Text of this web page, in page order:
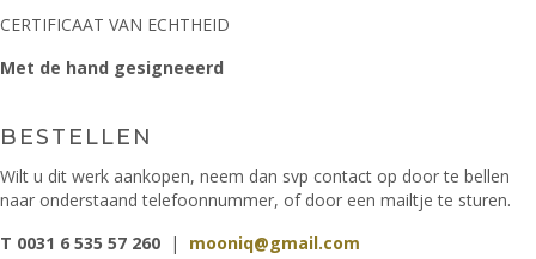
CERTIFICAAT VAN ECHTHEID
Met de hand gesigneeerd
BESTELLEN
Wilt u dit werk aankopen, neem dan svp contact op door te bellen
naar onderstaand telefoonnummer, of door een mailtje te sturen.
T 0031 6 535 57 260 | mooniq@gmail.com